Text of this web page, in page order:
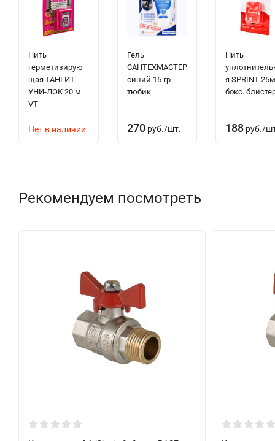
Нить
герметизирую
щая ТАНГИТ
УНИ-ЛОК 20 м
VT
Нет в наличии
Гель
САНТЕХМАСТЕР
синий 15 гр
тюбик
270 руб./шт.
Нить
я SPRINT
бокс.
188 руб./
Рекомендуем посмотреть